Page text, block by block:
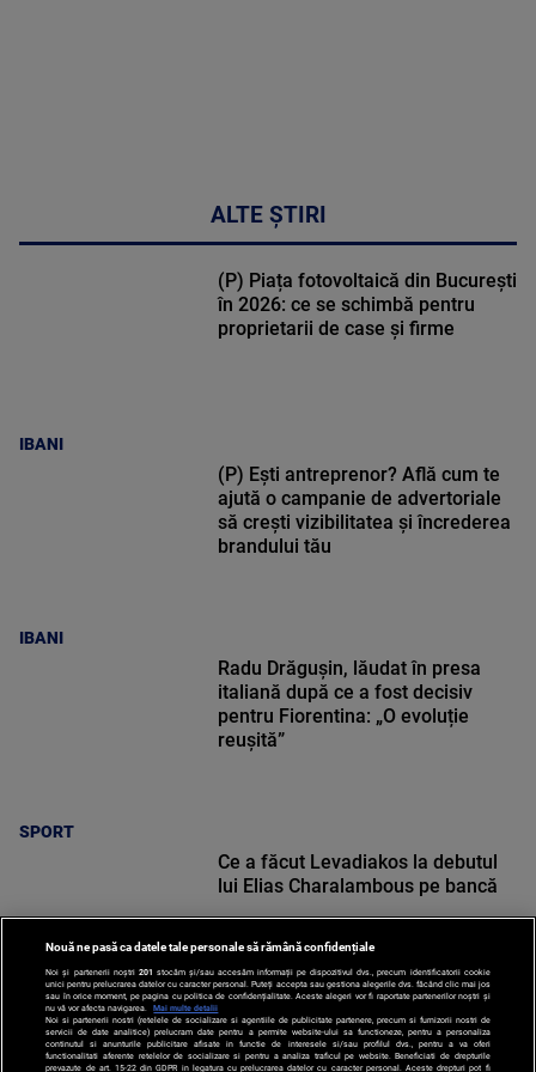
ALTE ȘTIRI
IBANI
(P) Piața fotovoltaică din București
în 2026: ce se schimbă pentru
proprietarii de case și firme
IBANI
(P) Ești antreprenor? Află cum te
ajută o campanie de advertoriale
să crești vizibilitatea și încrederea
brandului tău
SPORT
Radu Drăgușin, lăudat în presa
italiană după ce a fost decisiv
pentru Fiorentina: „O evoluție
reușită”
SPORT
Ce a făcut Levadiakos la debutul
lui Elias Charalambous pe bancă
Nouă ne pasă ca datele tale personale să rămână confidențiale
Noi și partenerii noștri 201 stocăm și/sau accesăm informații pe dispozitivul dvs., precum identificatorii cookie
unici pentru prelucrarea datelor cu caracter personal. Puteți accepta sau gestiona alegerile dvs. făcând clic mai jos
sau în orice moment, pe pagina cu politica de confidențialitate. Aceste alegeri vor fi raportate partenerilor noștri și
nu vă vor afecta navigarea.
Mai multe detalii
Noi si partenerii nostri (retelele de socializare si agentiile de publicitate partenere, precum si furnizorii nostri de
servicii de date analitice) prelucram date pentru a permite website-ului sa functioneze, pentru a personaliza
continutul si anunturile publicitare afisate in functie de interesele si/sau profilul dvs., pentru a va oferi
functionalitati aferente retelelor de socializare si pentru a analiza traficul pe website. Beneficiati de drepturile
prevazute de art. 15-22 din GDPR in legatura cu prelucrarea datelor cu caracter personal. Aceste drepturi pot fi